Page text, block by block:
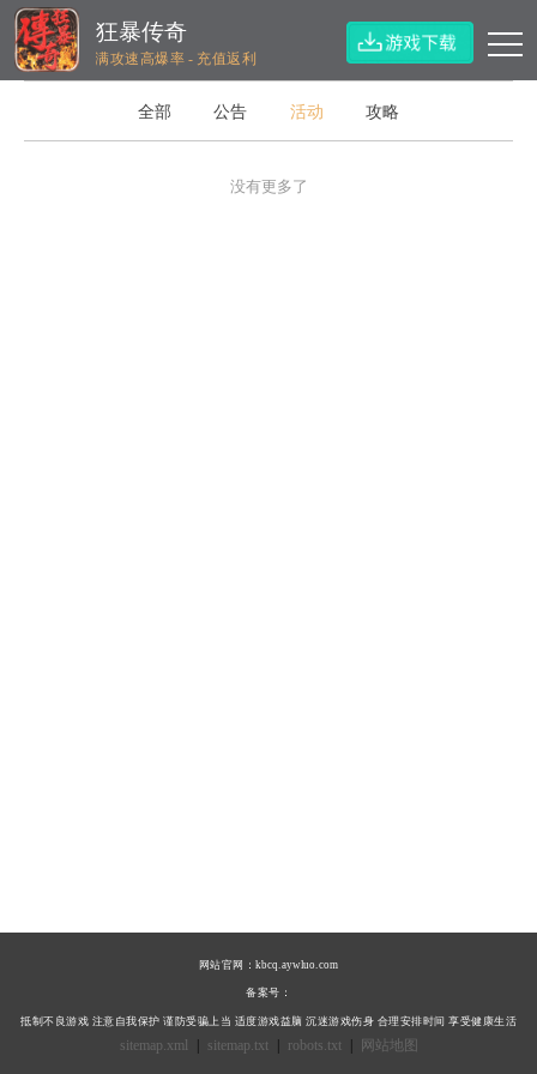
狂暴传奇
满攻速高爆率 - 充值返利
全部 公告 活动 攻略
没有更多了
网站官网：kbcq.aywluo.com
备案号：
抵制不良游戏 注意自我保护 谨防受骗上当 适度游戏益脑 沉迷游戏伤身 合理安排时间 享受健康生活
sitemap.xml sitemap.txt robots.txt 网站地图